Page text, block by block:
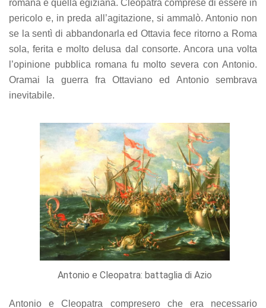
romana e quella egiziana. Cleopatra comprese di essere in
pericolo e, in preda all’agitazione, si ammalò. Antonio non
se la sentì di abbandonarla ed Ottavia fece ritorno a Roma
sola, ferita e molto delusa dal consorte. Ancora una volta
l’opinione pubblica romana fu molto severa con Antonio.
Oramai la guerra fra Ottaviano ed Antonio sembrava
inevitabile.
Antonio e Cleopatra: battaglia di Azio
Antonio e Cleopatra compresero che era necessario